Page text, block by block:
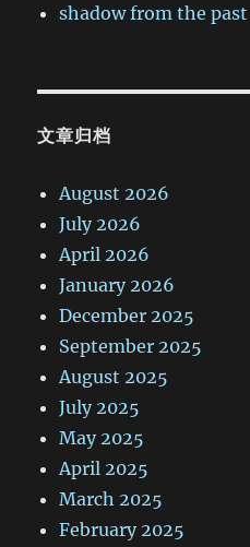
shadow from the past
文章归档
August 2026
July 2026
April 2026
January 2026
December 2025
September 2025
August 2025
July 2025
May 2025
April 2025
March 2025
February 2025